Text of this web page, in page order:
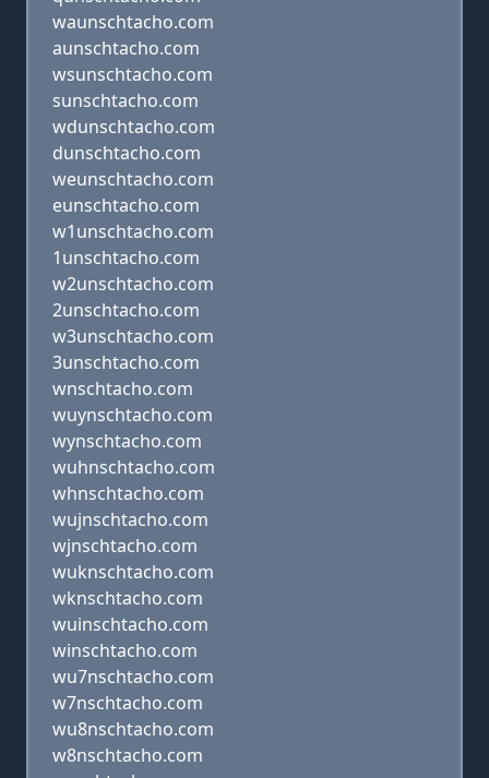
waunschtacho.com
aunschtacho.com
wsunschtacho.com
sunschtacho.com
wdunschtacho.com
dunschtacho.com
weunschtacho.com
eunschtacho.com
w1unschtacho.com
1unschtacho.com
w2unschtacho.com
2unschtacho.com
w3unschtacho.com
3unschtacho.com
wnschtacho.com
wuynschtacho.com
wynschtacho.com
wuhnschtacho.com
whnschtacho.com
wujnschtacho.com
wjnschtacho.com
wuknschtacho.com
wknschtacho.com
wuinschtacho.com
winschtacho.com
wu7nschtacho.com
w7nschtacho.com
wu8nschtacho.com
w8nschtacho.com